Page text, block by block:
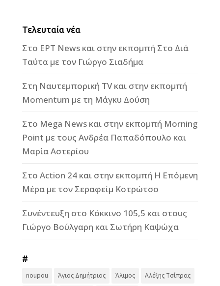
Τελευταία νέα
Στο ΕΡΤ News και στην εκπομπή Στο Διά
Ταύτα με τον Γιώργο Σιαδήμα
Στη Ναυτεμπορική TV και στην εκπομπή
Momentum με τη Μάγκυ Δούση
Στο Mega News και στην εκπομπή Morning
Point με τους Ανδρέα Παπαδόπουλο και
Μαρία Αστερίου
Στο Action 24 και στην εκπομπή Η Επόμενη
Μέρα με τον Σεραφείμ Κοτρώτσο
Συνέντευξη στο Κόκκινο 105,5 και στους
Γιώργο Βούλγαρη και Σωτήρη Καψώχα
#
noupou Άγιος Δημήτριος Άλιμος Αλέξης Τσίπρας